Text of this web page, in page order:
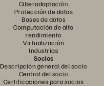
Ciberadaptación
Protección de datos
Bases de datos
Computación de alto
rendimiento
Virtualización
Industrias
Socios
Descripción general del socio
Central del socio
Certificaciones para socios